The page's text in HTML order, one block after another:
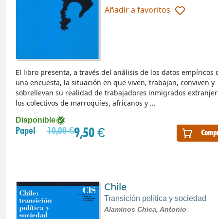
Añadir a favoritos
Disponible
Papel 10,00 €9,50 €
El libro presenta, a través del análisis de los datos empíricos
una encuesta, la situación en que viven, trabajan, conviven y
sobrellevan su realidad de trabajadores inmigrados
los colectivos de marroquíes, africanos y …
Chile
Transición política y sociedad
Alaminos Chica, Antonio